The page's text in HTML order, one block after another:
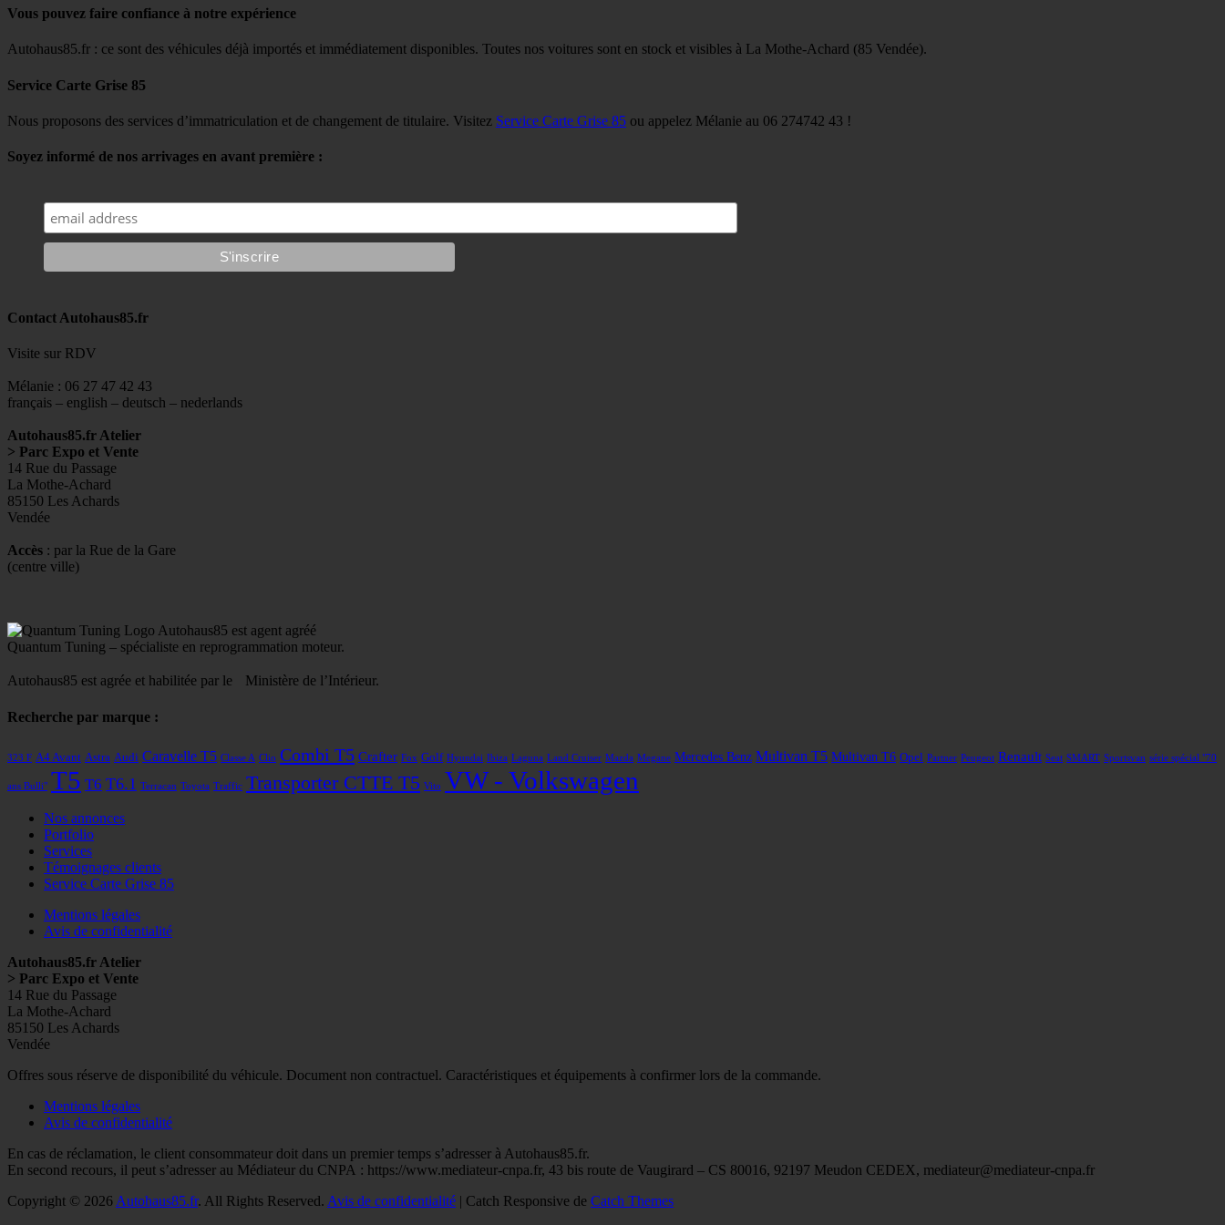
Vous pouvez faire confiance à notre expérience
Autohaus85.fr : ce sont des véhicules déjà importés et immédiatement disponibles. Toutes nos voitures sont en stock et visibles à La Mothe-Achard (85 Vendée).
Service Carte Grise 85
Nous proposons des services d’immatriculation et de changement de titulaire. Visitez Service Carte Grise 85 ou appelez Mélanie au 06 274742 43 !
Soyez informé de nos arrivages en avant première :
Contact Autohaus85.fr
Visite sur RDV
Mélanie : 06 27 47 42 43
français – english – deutsch – nederlands
Autohaus85.fr Atelier
> Parc Expo et Vente
14 Rue du Passage
La Mothe-Achard
85150 Les Achards
Vendée
Accès : par la Rue de la Gare
(centre ville)
Autohaus85 est agent agréé
Quantum Tuning – spécialiste en reprogrammation moteur.
Autohaus85 est agrée et habilitée par le Ministère de l’Intérieur.
Recherche par marque :
323 F A4 Avant Astra Audi Caravelle T5 Classe A Clio Combi T5 Crafter Fox Golf Hyundai Ibiza Laguna Land Cruiser Mazda Megane Mercedes Benz Multivan T5 Multivan T6 Opel Partner Peugeot Renault Seat SMART Sportsvan série spécial "70
ans Bulli" T5 T6 T6.1 Terracan Toyota Traffic Transporter CTTE T5 Vito VW - Volkswagen
Nos annonces
Portfolio
Services
Témoignages clients
Service Carte Grise 85
Mentions légales
Avis de confidentialité
Autohaus85.fr Atelier
> Parc Expo et Vente
14 Rue du Passage
La Mothe-Achard
85150 Les Achards
Vendée
Facebook
Googleplus
E-
Instagram
Tél
Offres sous réserve de disponibilité du véhicule. Document non contractuel. Caractéristiques et équipements à confirmer lors de la commande.
Mentions légales
Avis de confidentialité
En cas de réclamation, le client consommateur doit dans un premier temps s’adresser à Autohaus85.fr.
En second recours, il peut s’adresser au Médiateur du CNPA : https://www.mediateur-cnpa.fr, 43 bis route de Vaugirard – CS 80016, 92197 Meudon CEDEX, mediateur@mediateur-cnpa.fr
Copyright © 2026 Autohaus85.fr. All Rights Reserved. Avis de confidentialité | Catch Responsive de Catch Themes